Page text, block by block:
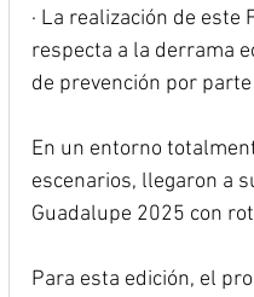
· La realización de
respecta a la derrama
de prevención por
En un entorno
escenarios, llegaron a
Guadalupe 2025 con
Para esta edición, el